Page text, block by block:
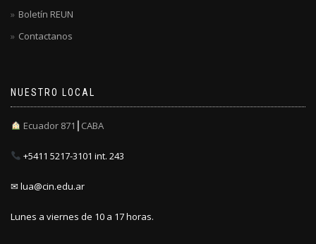
Boletín REUN
Contactanos
NUESTRO LOCAL
Ecuador 871┃CABA
+5411 5217-3101 int. 243
✉ lua@cin.edu.ar
Lunes a viernes de 10 a 17 horas.